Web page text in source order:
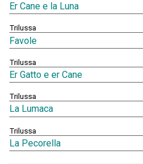
Er Cane e la Luna
Trilussa
Favole
Trilussa
Er Gatto e er Cane
Trilussa
La Lumaca
Trilussa
La Pecorella